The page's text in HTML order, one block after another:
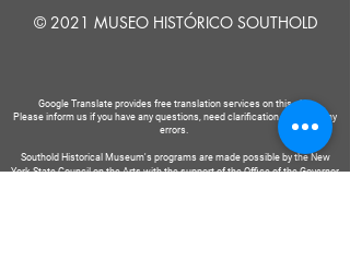
© 2021 MUSEO HISTÓRICO SOUTHOLD
Google Translate provides free translation services on this site.
Please inform us if you have any questions, need clarification or notice any
errors.
Southold Historical Museum's programs are made possible by the New
York State Council on the Arts with the support of the Office of the Governor